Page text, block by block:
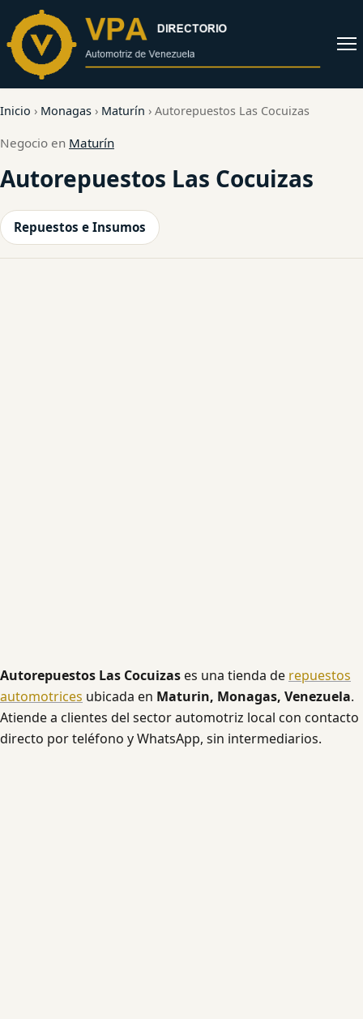
contenido
Abrir
Inicio › Monagas › Maturín › Autorepuestos Las Cocuizas
Negocio en Maturín
Autorepuestos Las Cocuizas
Repuestos e Insumos
Autorepuestos Las Cocuizases una tienda de repuestos
automotrices ubicada en Maturin, Monagas, Venezuela.
Atiende a clientes del sector automotriz local con contacto
directo por teléfono y WhatsApp, sin intermediarios.